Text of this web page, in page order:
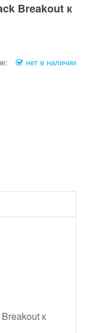
Breakout к
нет в наличии
к